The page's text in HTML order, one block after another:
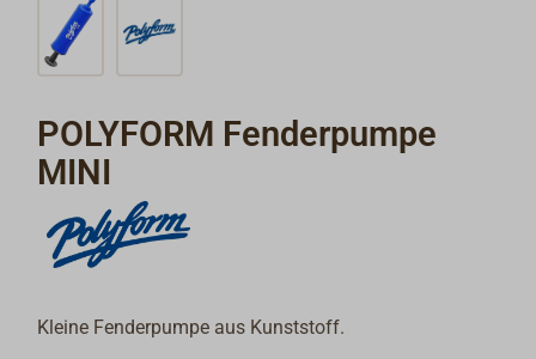
POLYFORM Fenderpumpe
MINI
Kleine Fenderpumpe aus Kunststoff.